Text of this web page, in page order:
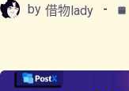
by 借物lady